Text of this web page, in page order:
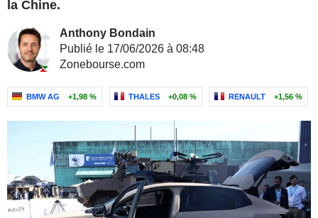
la Chine.
Anthony Bondain
Publié le 17/06/2026 à 08:48
Zonebourse.com
BMW AG +1,98 % THALES +0,08 % RENAULT +1,56 %